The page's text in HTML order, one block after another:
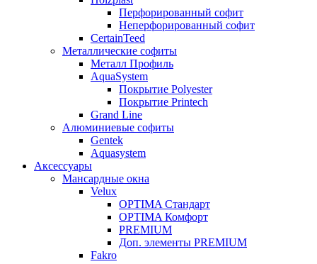
Перфорированный софит
Неперфорированный софит
CertainTeed
Металлические софиты
Металл Профиль
AquaSystem
Покрытие Polyester
Покрытие Printech
Grand Line
Алюминиевые софиты
Gentek
Aquasystem
Аксессуары
Мансардные окна
Velux
OPTIMA Стандарт
OPTIMA Комфорт
PREMIUM
Доп. элементы PREMIUM
Fakro